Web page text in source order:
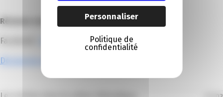
Réseaux sociaux
Facebook : L’Alpage Boréon
Découvrez-en plus avec ce portrait !
Personnaliser
Politique de
confidentialité